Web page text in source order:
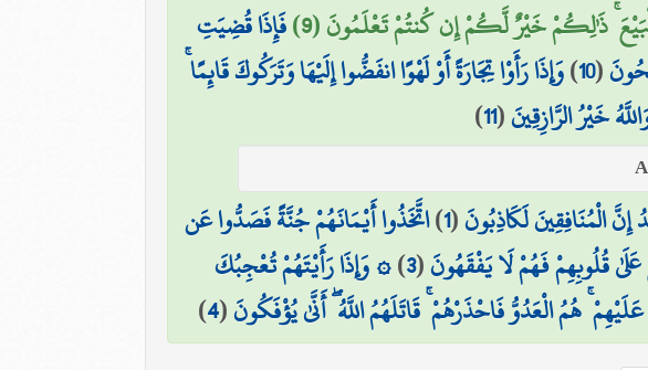
الْبَيْعَ ۚ ذَٰلِكُمْ خَيْرٌ لَّكُمْ إِن كُنتُمْ تَعْلَمُونَ (9) فَإِذَا قُضِيَتِ
(
10
)وَإِذَا رَأَوْا تِجَارَةً أَوْ لَهْوًا انفَضُّوا إِلَيْهَا وَتَرَكُوكَ قَائِمًا ۚ
خَيْرُ الرَّازِقِينَ(
11
)
الْمُنَافِقِينَ لَكَاذِبُونَ(
1
)اتَّخَذُوا أَيْمَانَهُمْ جُنَّةً فَصَدُّوا عَن
قُلُوبِهِمْ فَهُمْ لَا يَفْقَهُونَ(
3
)۞ وَإِذَا رَأَيْتَهُمْ تُعْجِبُكَ
هُمُ الْعَدُوُّ فَاحْذَرْهُمْ ۚ قَاتَلَهُمُ اللَّهُ ۖ أَنَّىٰ يُؤْفَكُونَ(
4
)